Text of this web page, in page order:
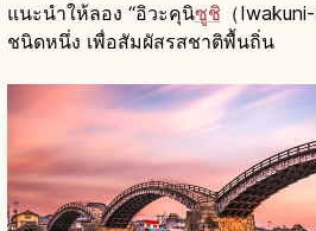
แนะนำให้ลอง “อิวะคุนิซูชิ （
ชนิดหนึ่ง เพื่อสัมผัสรสชาติพื้นถิ่น